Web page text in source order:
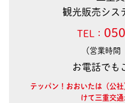
観光販売シス
TEL：
（営業時
お電話でも
テッパン！おおいたは（公
けて三重交通